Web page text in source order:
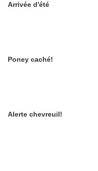
Arrivée d'été
Poney caché!
Alerte chevreuil!